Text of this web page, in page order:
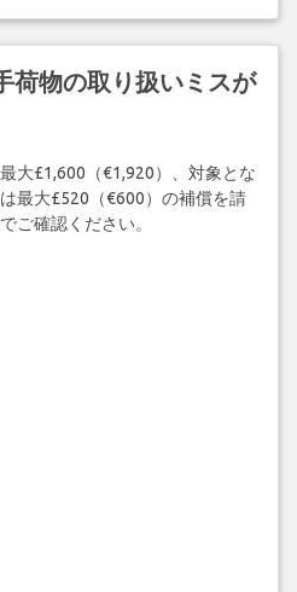
荷物の取り扱いミスが
大£1,600（€1,920）、対象とな
最大£520（€600）の補償を請
ご確認ください。